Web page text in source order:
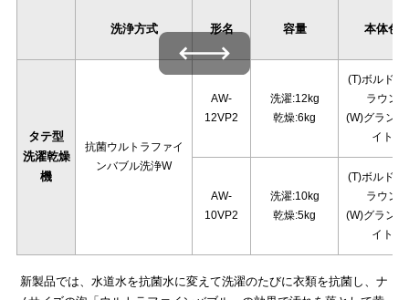
左右にスワイプできます
洗浄方式 形名 容量 本体色
タテ型
洗濯乾燥
機
抗菌ウルトラファイ
ンバブル洗浄W
AW-
12VP2
洗濯:12kg
乾燥:6kg
(T)ボルドー
ラウン
(W)グラン
イト
AW-
10VP2
洗濯:10kg
乾燥:5kg
(T)ボルドー
ラウン
(W)グラン
イト
新製品では、水道水を抗菌水に変えて洗濯のたびに衣類を抗菌し、ナ